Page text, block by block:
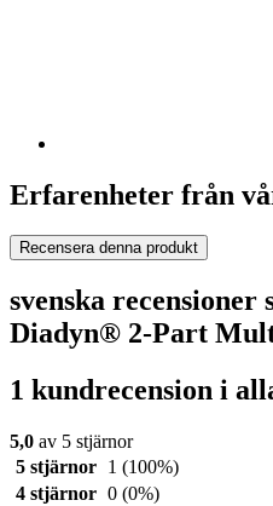
Erfarenheter från
Recensera denna produkt
svenska
Diadyn® 2-Part
1 kundrecension i
5,0 av 5 stjärnor
5 stjärnor
1 (100%)
4 stjärnor 0 (0%)